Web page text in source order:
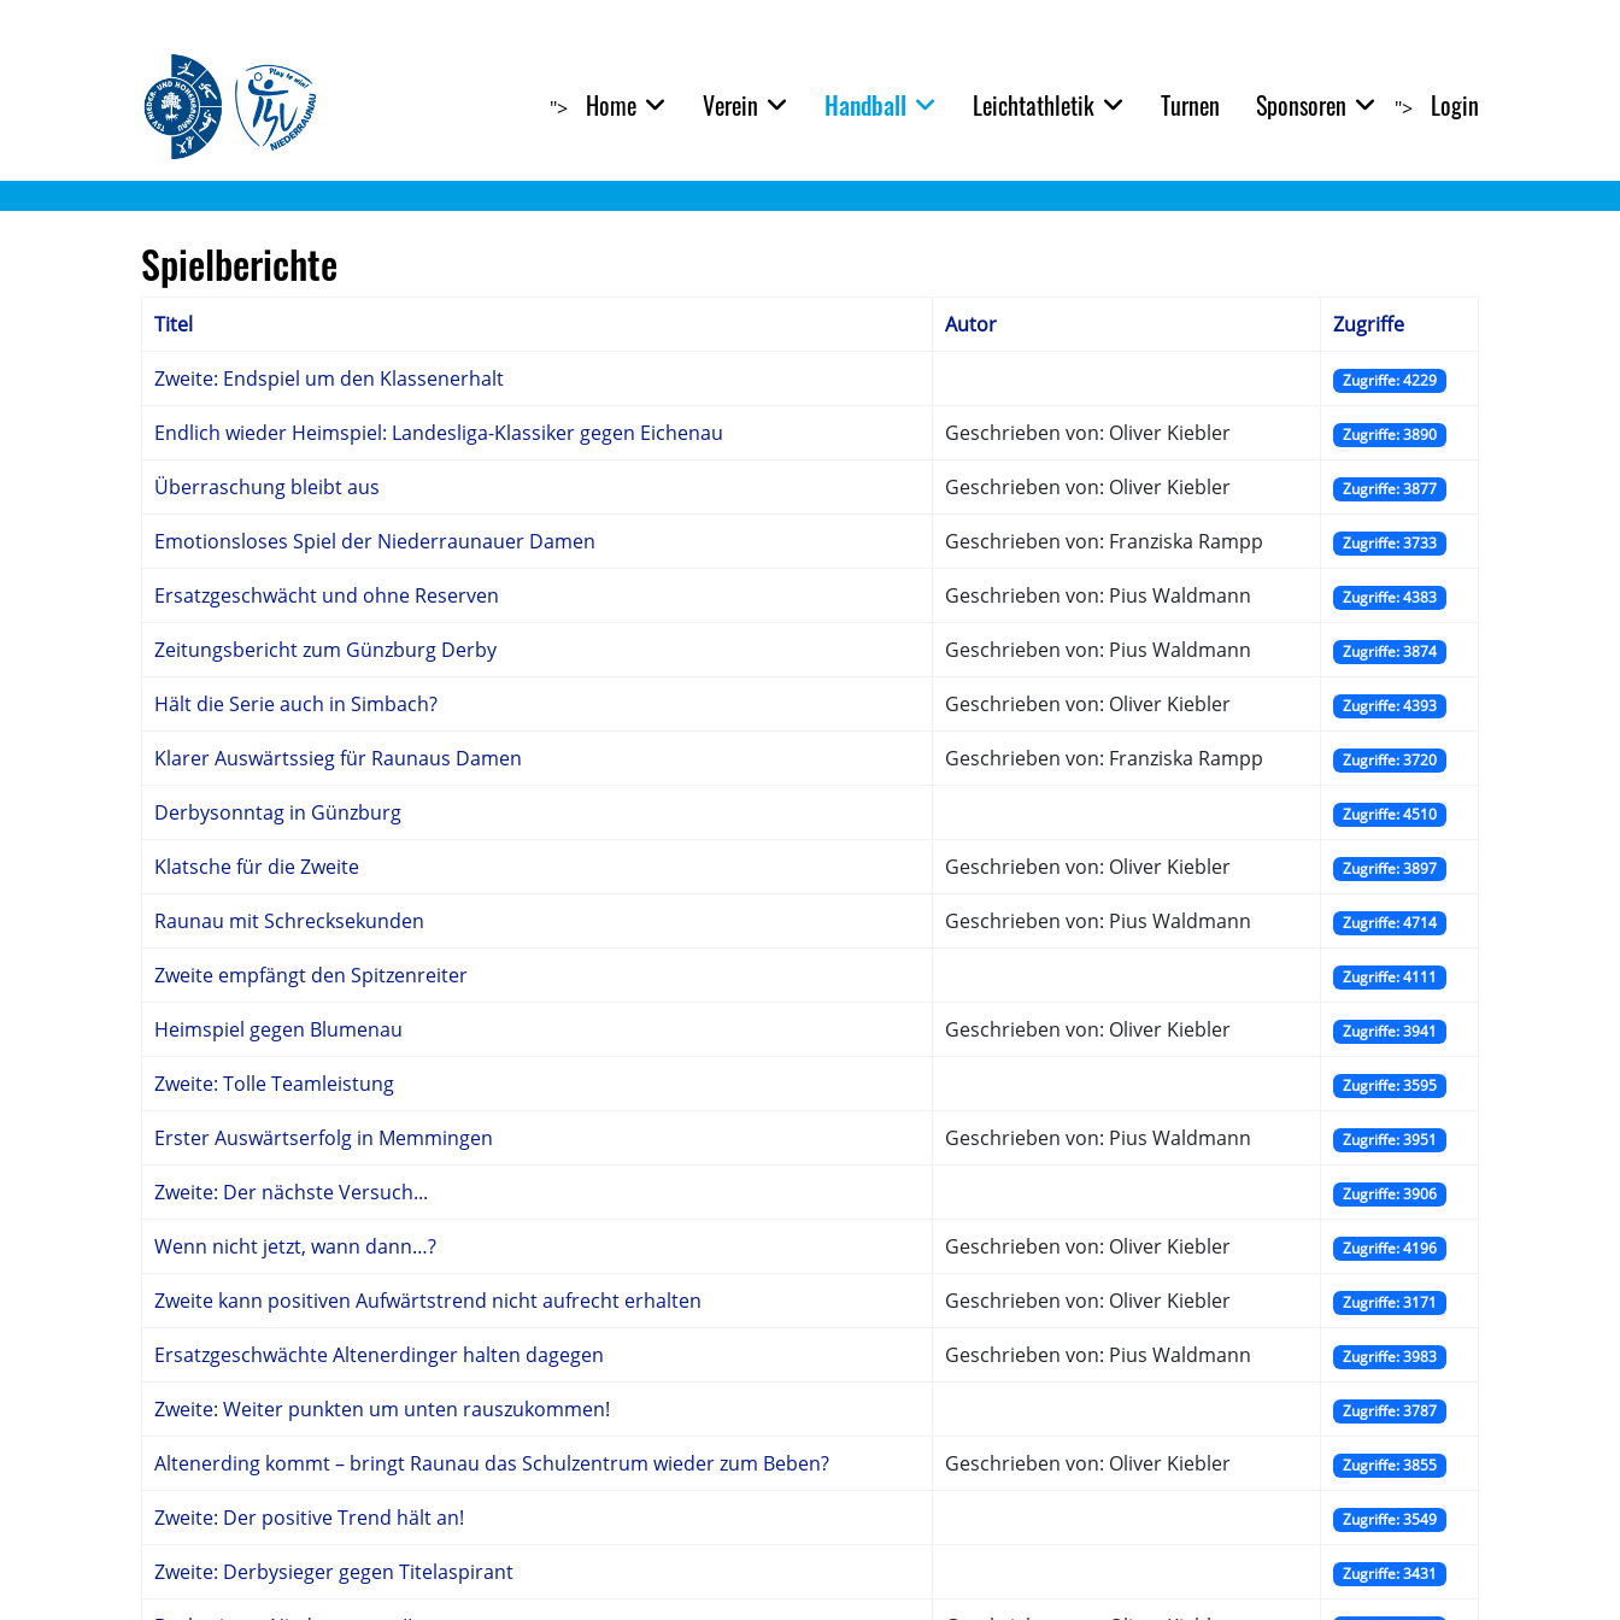
"> Home Verein Handball Leichtathletik Turnen Sponsoren "> Login
Spielberichte
Titel Autor Zugriffe
Zweite: Endspiel um den Klassenerhalt Zugriffe: 4229
Endlich wieder Heimspiel: Landesliga-Klassiker gegen Eichenau Geschrieben von: Oliver Kiebler Zugriffe: 3890
Überraschung bleibt aus Geschrieben von: Oliver Kiebler Zugriffe: 3877
Emotionsloses Spiel der Niederraunauer Damen Geschrieben von: Franziska Rampp Zugriffe: 3733
Ersatzgeschwächt und ohne Reserven Geschrieben von: Pius Waldmann Zugriffe: 4383
Zeitungsbericht zum Günzburg Derby Geschrieben von: Pius Waldmann Zugriffe: 3874
Hält die Serie auch in Simbach? Geschrieben von: Oliver Kiebler Zugriffe: 4393
Klarer Auswärtssieg für Raunaus Damen Geschrieben von: Franziska Rampp Zugriffe: 3720
Derbysonntag in Günzburg Zugriffe: 4510
Klatsche für die Zweite Geschrieben von: Oliver Kiebler Zugriffe: 3897
Raunau mit Schrecksekunden Geschrieben von: Pius Waldmann Zugriffe: 4714
Zweite empfängt den Spitzenreiter Zugriffe: 4111
Heimspiel gegen Blumenau Geschrieben von: Oliver Kiebler Zugriffe: 3941
Zweite: Tolle Teamleistung Zugriffe: 3595
Erster Auswärtserfolg in Memmingen Geschrieben von: Pius Waldmann Zugriffe: 3951
Zweite: Der nächste Versuch... Zugriffe: 3906
Wenn nicht jetzt, wann dann…? Geschrieben von: Oliver Kiebler Zugriffe: 4196
Zweite kann positiven Aufwärtstrend nicht aufrecht erhalten Geschrieben von: Oliver Kiebler Zugriffe: 3171
Ersatzgeschwächte Altenerdinger halten dagegen Geschrieben von: Pius Waldmann Zugriffe: 3983
Zweite: Weiter punkten um unten rauszukommen! Zugriffe: 3787
Altenerding kommt – bringt Raunau das Schulzentrum wieder zum Beben? Geschrieben von: Oliver Kiebler Zugriffe: 3855
Zweite: Der positive Trend hält an! Zugriffe: 3549
Zweite: Derbysieger gegen Titelaspirant Zugriffe: 3431